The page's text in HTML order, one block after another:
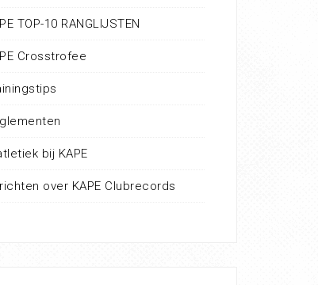
TOP-10 RANGLIJSTEN
Crosstrofee
bij KAPE
over KAPE Clubrecords